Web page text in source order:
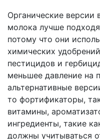
Органические версии
молока лучше
потому что они
химических
пестицидов и
меньшее давление на
альтернативные
то фортификаторы,
витамины,
ингредиенты, такие
должны учитываться